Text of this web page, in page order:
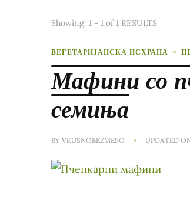
Showing: 1 - 1 of 1 RESULTS
ВЕГЕТАРИЈАНСКА ИСХРАНА
Мафини со
семиња
BYVKUSNOBEZMESO UPDATED